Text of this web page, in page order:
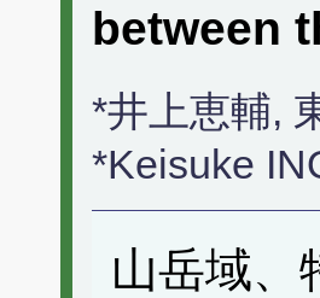
between
*井上恵輔,
*Keisuke
山岳域、